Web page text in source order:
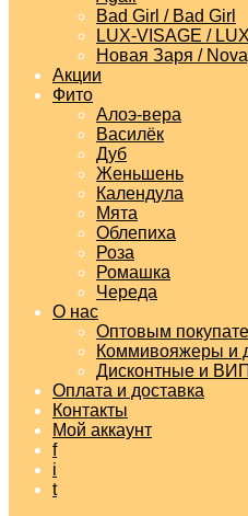
Bad Girl / Bad Girl
LUX-VISAGE /
Новая Заря /
Акции
Фито
Алоэ-вера
Василёк
Дуб
Женьшень
Календула
Мята
Облепиха
Роза
Ромашка
Череда
О нас
Оптовым
Коммивояжеры и
Дисконтные и
Оплата и доставка
Контакты
Мой аккаунт
f
i
t